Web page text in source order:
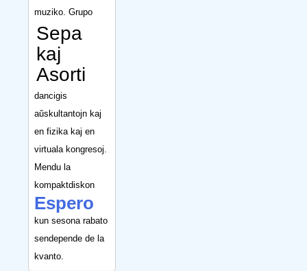
muziko. Grupo
Sepa
kaj
Asorti
dancigis
aŭskultantojn kaj
en fizika kaj en
virtuala kongresoj.
Mendu la
kompaktdiskon
Espero
kun sesona rabato
sendepende de la
kvanto.